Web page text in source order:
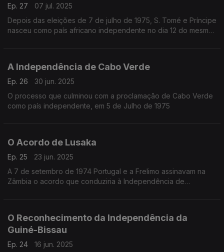
Ep. 27
07 jul. 2025
Depois das eleições de 7 de julho de 1975, S. Tomé e Príncipe
nasceu como país africano independente no dia 12 do mesmo
A Independência de Cabo Verde
Ep. 26
30 jun. 2025
O processo que culminou com a proclamação de Cabo Verde
como país independente, em 5 de Julho de 1975
O Acordo de Lusaka
Ep. 25
23 jun. 2025
A 7 de setembro de 1974 Portugal e a Frelimo assinavam na
Zâmbia o acordo que conduziria à Independência de
O Reconhecimento da Independência da
Guiné-Bissau
Ep. 24
16 jun. 2025